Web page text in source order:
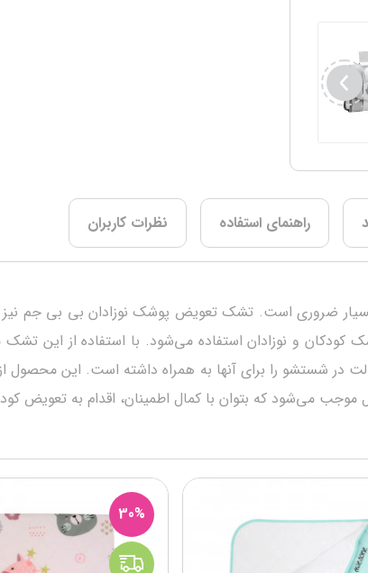
راهنمای استفاده نظرات کاربران
بسیار ضروری است. تشک تعویض پوشک نوزادان بی بی جم
کودکان و نوزادان استفاده می‌شود. با استفاده از این
در شستشو را برای آنها به همراه داشته است. این محصول
می‌شود که بتوان با کمال اطمینان، اقدام به تعویض
30%